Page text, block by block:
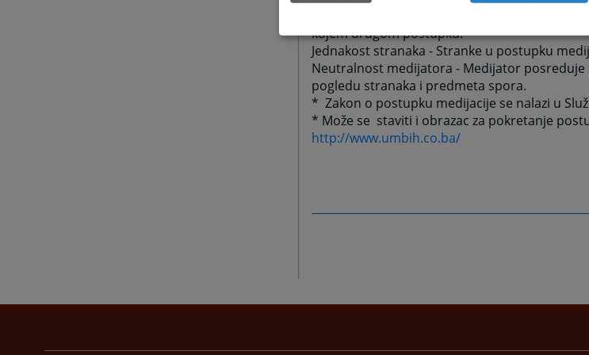
postupku medijacije ne mogu se bez
kojem drugom postupku.
Jednakost stranaka - Stranke u postupku
Neutralnost medijatora - Medijator
pogledu stranaka i predmeta spora.
* Zakon o postupku medijacije se nalazi u
* Može se staviti i obrazac za pokretanje
http://www.umbih.co.ba/